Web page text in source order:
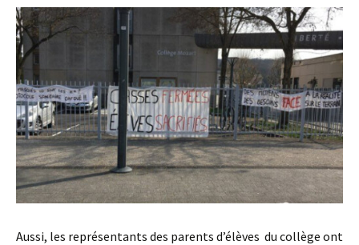
Aussi, les représentants des parents d’élèves du collège ont